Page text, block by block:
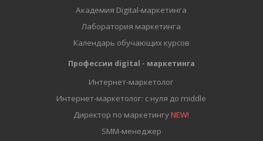
Академия Digital-маркетинга
Лаборатория маркетинга
Календарь обучающих курсов
Профессии digital - маркетинга
Интернет-маркетолог
Интернет-маркетолог: с нуля до middle
Директор по маркетингуNEW!
SMM-менеджер